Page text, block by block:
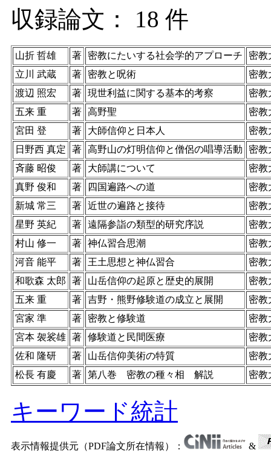
収録論文： 18 件
山折 哲雄 著 密教にたいする社会学的アプローチ
密教
立川 武蔵
著 密教と呪術
密教
渡辺 照宏
著 現世利益に関する基本的考察
密教
五来 重
著 高野聖
密教
宮田 登
著 大師信仰と日本人
密教
日野西 真定
著 高野山の灯明信仰と僧侶の唱導活動
密教
斉藤 昭俊
著 大師講について
密教
真野 俊和
著 四国遍路への道
密教
新城 常三
著 近世の遍路と接待
密教
星野 英紀
著 遠隔参詣の類型的研究序説
密教
村山 修一
著 神仏習合思潮
密教
河音 能平
著 王土思想と神仏習合
密教
和歌森 太郎
著 山岳信仰の起原と歴史的展開
密教
五来 重
著 吉野・熊野修験道の成立と展開
密教
宮家 準
著 密教と修験道
密教
宮本 袈裟雄 著 修験道と民間医療
密教
佐和 隆研
著 山岳信仰美術の特質
密教
松長 有慶
著 第八巻 密教の種々相 解説 密教
キーワード統計
表示情報提供元（PDF論文所在情報）： &